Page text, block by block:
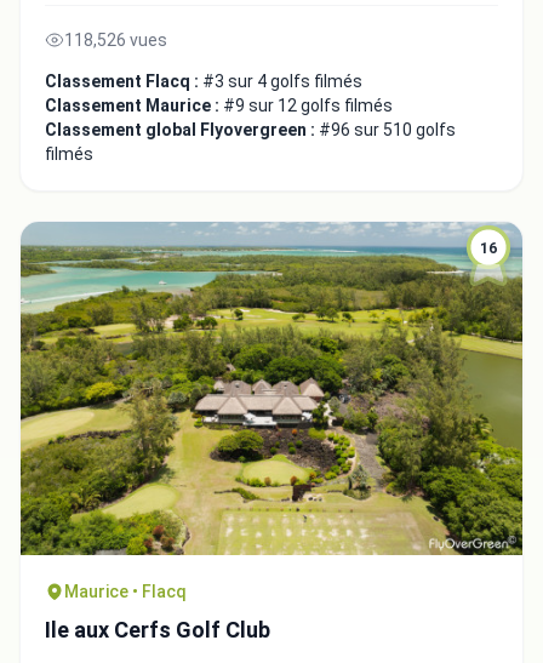
118,526 vues
Classement Flacq : #3 sur 4 golfs filmés
Classement Maurice : #9 sur 12 golfs filmés
Classement global Flyovergreen : #96 sur 510 golfs
filmés
16
Maurice • Flacq
Ile aux Cerfs Golf Club